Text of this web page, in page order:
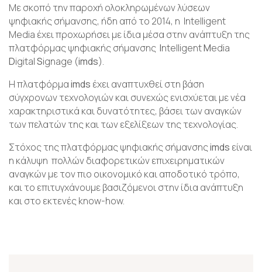
Με σκοπό την παροχή ολοκληρωμένων λύσεων
ψηφιακής σήμανσης, ήδη από το 2014, η Intelligent
Media έχει προχωρήσει με ίδια μέσα στην ανάπτυξη της
πλατφόρμας ψηφιακής σήμανσης IntelligentMedia
DigitalSignage (imds).
Η πλατφόρμαimds έχει αναπτυχθεί στη βάση
σύγχρονων τεχνολογιών και συνεχώς ενισχύεται με νέα
χαρακτηριστικά και δυνατότητες, βάσει των αναγκών
των πελατών της και των εξελίξεων της τεχνολογίας.
Στόχος της πλατφόρμας ψηφιακής σήμανσηςimds είναι
η κάλυψη πολλών διαφορετικών επιχειρηματικών
αναγκών με τον πιο οικονομικό και αποδοτικό τρόπο,
και το επιτυγχάνουμε βασιζόμενοι στην ίδια ανάπτυξη
και στο εκτενές know-how.